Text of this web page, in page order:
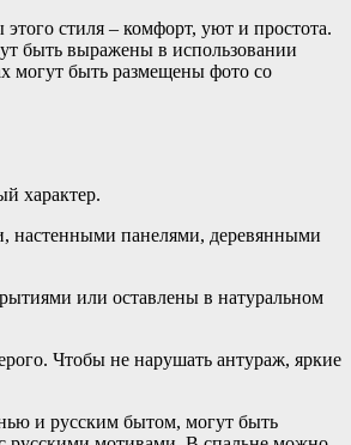
стиля – комфорт, уют и простота.
быть выражены в использовании
могут быть размещены фото со
характер.
настенными панелями, деревянными
или оставлены в натуральном
Чтобы не нарушать антураж, яркие
и русским бытом, могут быть